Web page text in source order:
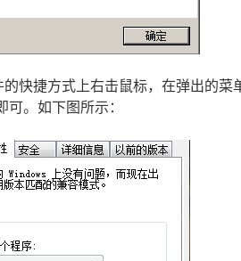
快捷方式上右击鼠标，在弹出的菜
。如下图所示：